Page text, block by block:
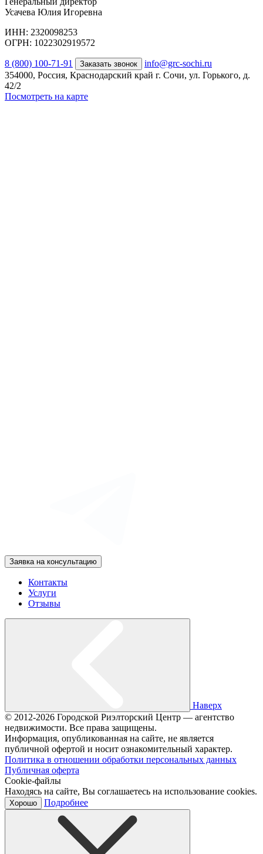
Усачева Юлия Игоревна
ИНН: 2320098253
ОГРН: 1022302919572
8 (800) 100-71-91 Заказать звонок
info@grc-sochi.ru
354000, Россия, Краснодарский край г. Сочи, ул. Горького, д.
42/2
Посмотреть на карте
Заявка на консультацию
Контакты
Услуги
Отзывы
Наверх
© 2012-2026 Городской Риэлторский Центр — агентство
недвижимости. Все права защищены.
Информация, опубликованная на сайте, не является
публичной офертой и носит ознакомительный характер.
Политика в отношении обработки персональных данных
Публичная оферта
Cookie-файлы
Находясь на сайте, Вы соглашаетесь на использование cookies.
Хорошо Подробнее